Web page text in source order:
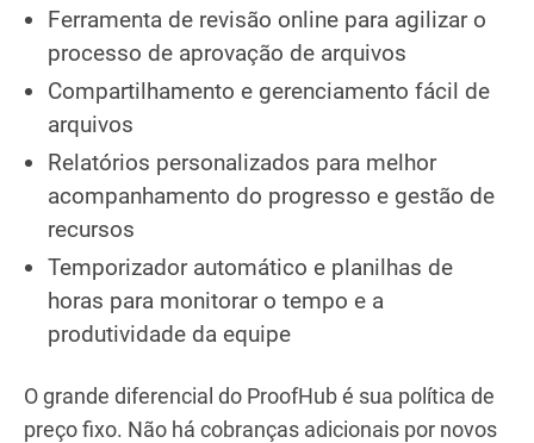
Ferramenta de revisão online para agilizar o
processo de aprovação de arquivos
Compartilhamento e gerenciamento fácil de
arquivos
Relatórios personalizados para melhor
acompanhamento do progresso e gestão de
recursos
Temporizador automático e planilhas de
horas para monitorar o tempo e a
produtividade da equipe
O grande diferencial do ProofHub é sua política de
preço fixo. Não há cobranças adicionais por novos